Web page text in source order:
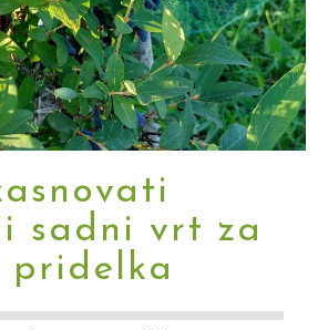
sadni vrt za
pridelka